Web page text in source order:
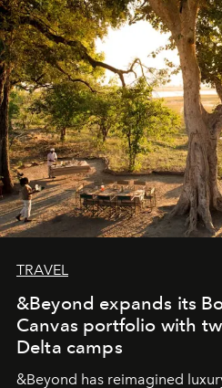
seeking attention. To perceive
needs the art of
look "Olivante".
TRAVEL
&Beyond expands its
Canvas portfolio with
Delta camps
&Beyond has reimagined